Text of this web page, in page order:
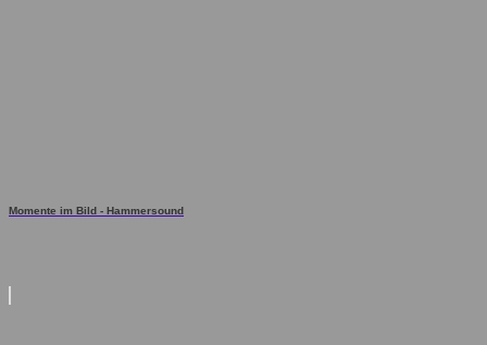
Momente im Bild - Hammersound